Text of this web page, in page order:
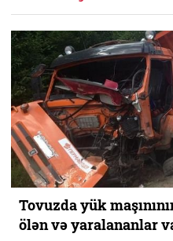
Tovuzda yük
ölən və yaralananlar